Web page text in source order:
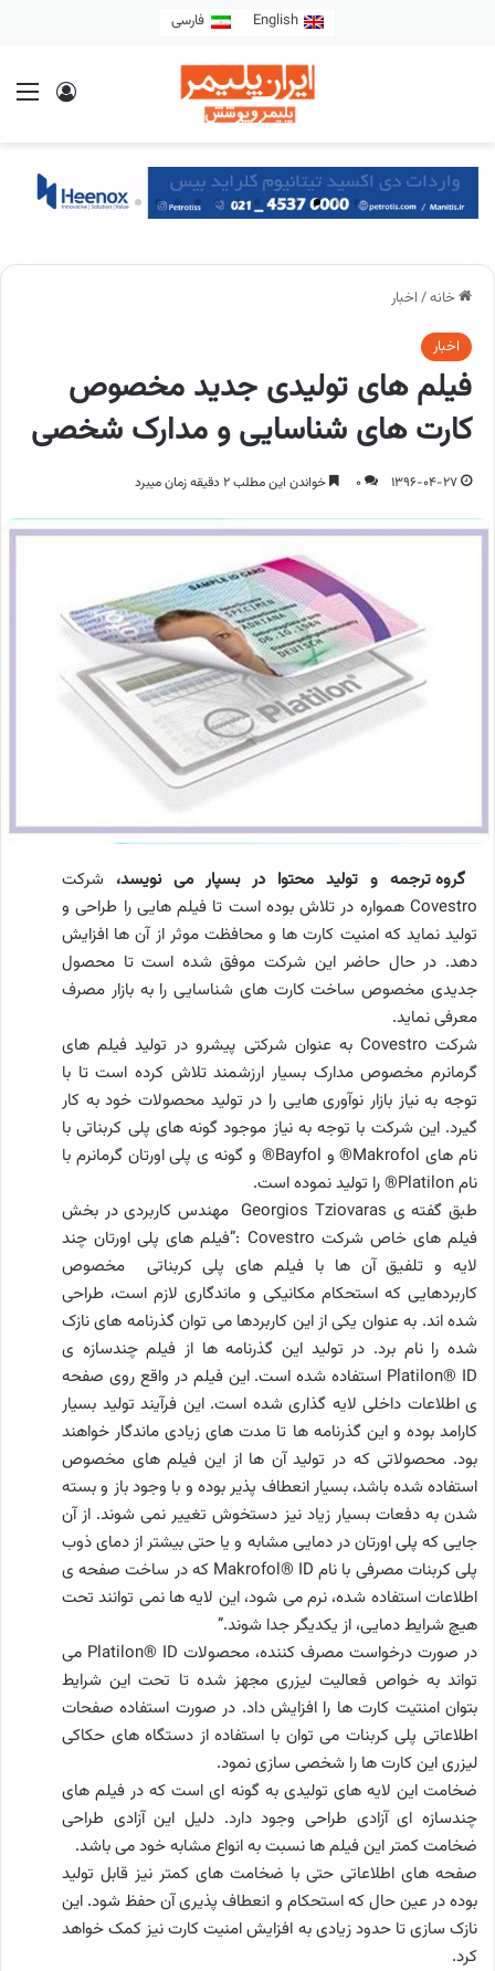
English فارسی
خانه/ اخبار
اخبار
فیلم های تولیدی جدید مخصوص
کارت های شناسایی و مدارک شخصی
1396-04-27
0 خواندن این مطلب 2 دقیقه زمان میبرد
گروه ترجمه و تولید محتوا در بسپار می نویسد، شرکت
Covestro همواره در تلاش بوده است تا فیلم هایی را طراحی و
تولید نماید که امنیت کارت ها و محافظت موثر از آن ها افزایش
دهد. در حال حاضر این شرکت موفق شده است تا محصول
جدیدی مخصوص ساخت کارت های شناسایی را به بازار مصرف
معرفی نماید.
شرکت Covestro به عنوان شرکتی پیشرو در تولید فیلم های
گرمانرم مخصوص مدارک بسیار ارزشمند تلاش کرده است تا با
توجه به نیاز بازار نوآوری هایی را در تولید محصولات خود به کار
گیرد. این شرکت با توجه به نیاز موجود گونه های پلی کربناتی با
نام های Makrofol® و Bayfol® و گونه ی پلی اورتان گرمانرم با
نام Platilon® را تولید نموده است.
طبق گفته ی Georgios Tziovaras مهندس کاربردی در بخش
فیلم های خاص شرکت Covestro :”فیلم های پلی اورتان چند
لایه و تلفیق آن ها با فیلم های پلی کربناتی مخصوص
کاربردهایی که استحکام مکانیکی و ماندگاری لازم است، طراحی
شده اند. به عنوان یکی از این کاربردها می توان گذرنامه های نازک
شده را نام برد. در تولید این گذرنامه ها از فیلم چندسازه ی
Platilon® ID استفاده شده است. این فیلم در واقع روی صفحه
ی اطلاعات داخلی لایه گذاری شده است. این فرآیند تولید بسیار
کارامد بوده و این گذرنامه ها تا مدت های زیادی ماندگار خواهند
بود. محصولاتی که در تولید آن ها از این فیلم های مخصوص
استفاده شده باشد، بسیار انعطاف پذیر بوده و با وجود باز و بسته
شدن به دفعات بسیار زیاد نیز دستخوش تغییر نمی شوند. از آن
جایی که پلی اورتان در دمایی مشابه و یا حتی بیشتر از دمای ذوب
پلی کربنات مصرفی با نام Makrofol® ID که در ساخت صفحه ی
اطلاعات استفاده شده، نرم می شود، این لایه ها نمی توانند تحت
هیچ شرایط دمایی، از یکدیگر جدا شوند.”
در صورت درخواست مصرف کننده، محصولات Platilon® ID می
تواند به خواص فعالیت لیزری مجهز شده تا تحت این شرایط
بتوان امنتیت کارت ها را افزایش داد. در صورت استفاده صفحات
اطلاعاتی پلی کربنات می توان با استفاده از دستگاه های حکاکی
لیزری این کارت ها را شخصی سازی نمود.
ضخامت این لایه های تولیدی به گونه ای است که در فیلم های
چندسازه ای آزادی طراحی وجود دارد. دلیل این آزادی طراحی
ضخامت کمتر این فیلم ها نسبت به انواع مشابه خود می باشد.
صفحه های اطلاعاتی حتی با ضخامت های کمتر نیز قابل تولید
بوده در عین حال که استحکام و انعطاف پذیری آن حفظ شود. این
نازک سازی تا حدود زیادی به افزایش امنیت کارت نیز کمک خواهد
کرد.